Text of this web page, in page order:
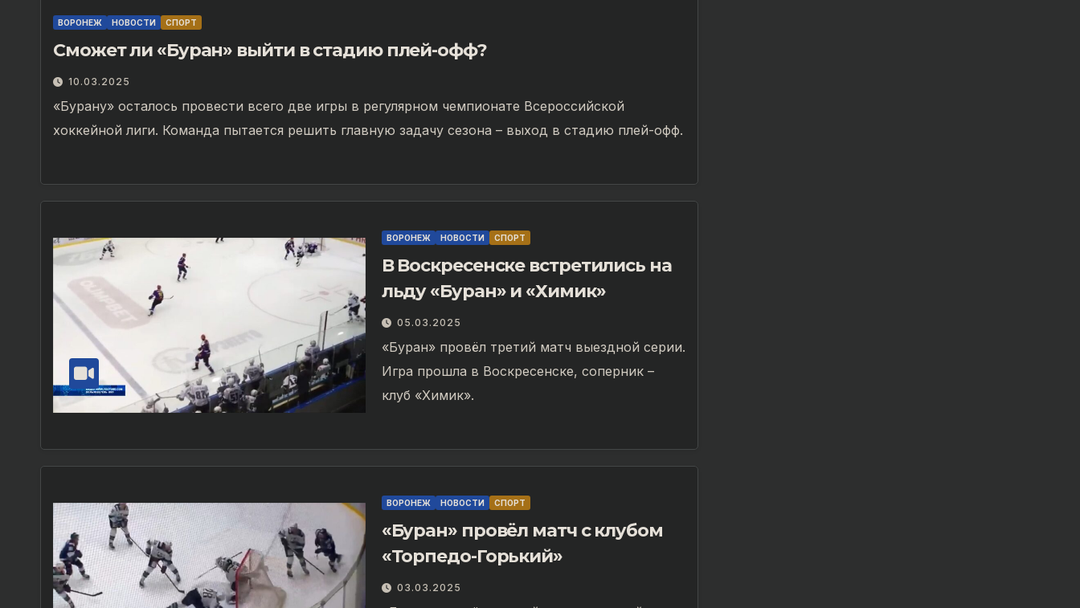
ВОРОНЕЖ НОВОСТИ СПОРТ
Сможет ли «Буран» выйти в стадию плей-офф?
10.03.2025
«Бурану» осталось провести всего две игры в регулярном чемпионате Всероссийской
хоккейной лиги. Команда пытается решить главную задачу сезона – выход в стадию плей-офф.
ВОРОНЕЖ НОВОСТИ СПОРТ
В Воскресенске встретились на
льду «Буран» и «Химик»
05.03.2025
«Буран» провёл третий матч выездной серии.
Игра прошла в Воскресенске, соперник –
клуб «Химик».
ВОРОНЕЖ НОВОСТИ СПОРТ
«Буран» провёл матч с клубом
«Торпедо-Горький»
03.03.2025